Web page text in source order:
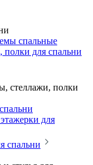
спальные
для спальни
стеллажи, полки
для
спальни